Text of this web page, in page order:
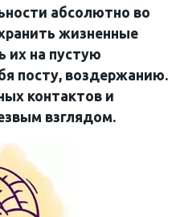
абсолютно во
жизненные
их на пустую
посту, воздержанию.
контактов и
взглядом.